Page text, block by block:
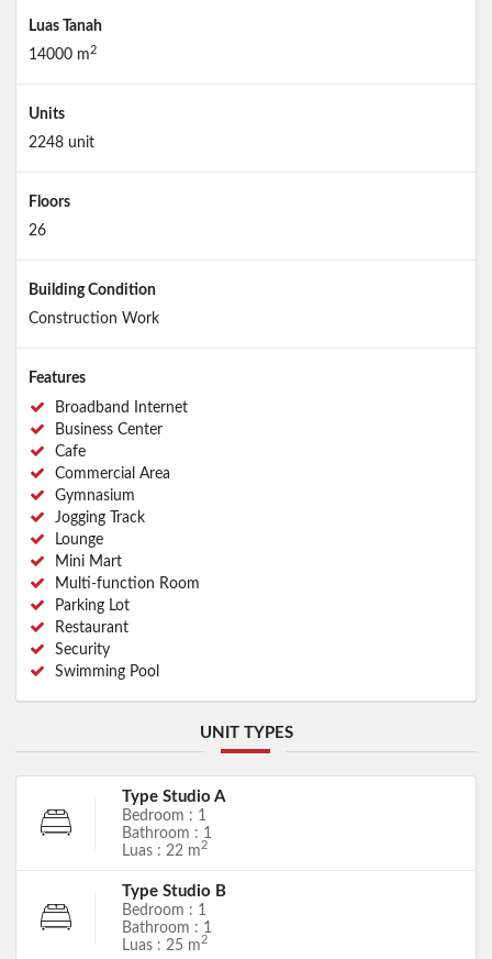
Luas Tanah
14000 m 2
Units
2248 unit
Floors
26
Building Condition
Construction Work
Features
Broadband Internet
Business Center
Cafe
Commercial Area
Gymnasium
Jogging Track
Lounge
Mini Mart
Multi-function Room
Parking Lot
Restaurant
Security
Swimming Pool
UNIT TYPES
Type Studio A
Bedroom : 1
Bathroom : 1
Luas : 22 m2
Type Studio B
Bedroom : 1
Bathroom : 1
Luas : 25 m2